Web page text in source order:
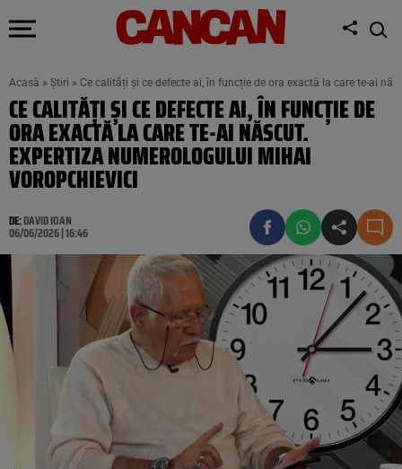
Acasă » Știri » Ce calități și ce defecte ai, în funcție de ora exactă la care te-ai
CE CALITĂȚI ȘI CE DEFECTE AI, ÎN FUNCȚIE DE
ORA EXACTĂ LA CARE TE-AI NĂSCUT.
EXPERTIZA NUMEROLOGULUI MIHAI
VOROPCHIEVICI
DE:DAVID IOAN
06/06/2026 | 16:46